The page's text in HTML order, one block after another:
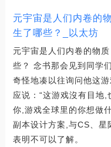
元宇宙是人们内卷的
生了哪些？_以太坊
元宇宙是人们内卷的物
些？ 念书那会见到同学
奇怪地凑以往询问他这
应说：“这游戏沒有目地
你,游戏全球里的你想做
副本设计方案,与CS、星
表明不可以了解。